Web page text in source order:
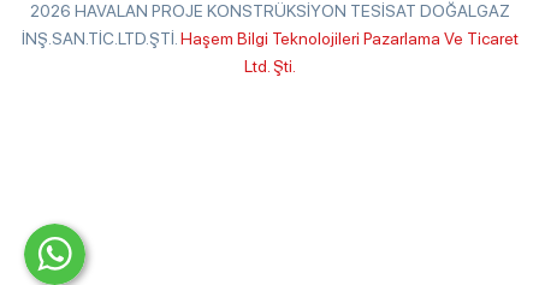
2026 HAVALAN PROJE KONSTRÜKSİYON TESİSAT DOĞALGAZ
İNŞ.SAN.TİC.LTD.ŞTİ. Haşem Bilgi Teknolojileri Pazarlama Ve Ticaret
Ltd. Şti.